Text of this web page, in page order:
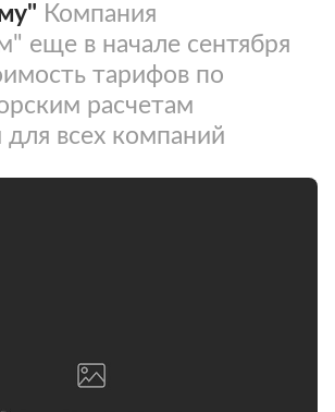
Компания
еще в начале сентября
тарифов по
расчетам
для всех компаний